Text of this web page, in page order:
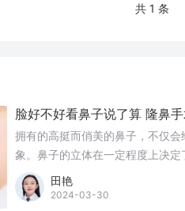
共 1 条
脸好不好看鼻子说了算 隆鼻
拥有的高挺而俏美的鼻子，不仅
象。鼻子的立体在一定程度上决
田艳
2024-03-30